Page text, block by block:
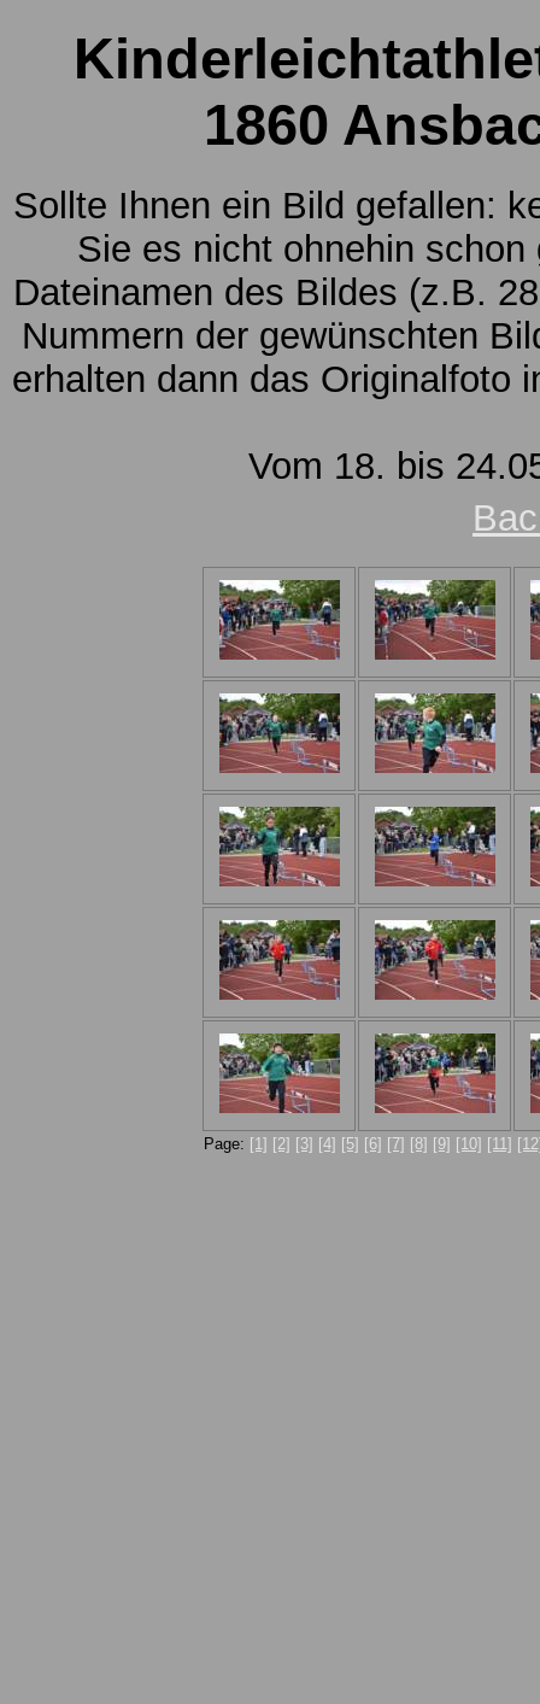
1860
Sollte Ihnen ein Bild gefallen:
Sie es nicht ohnehin
Dateinamen des Bildes (z.B.
Nummern der gewünschten
erhalten dann das Originalfoto
Vom 18. bis
Page: [1] [2] [3] [4] [5] [6] [7] [8] [9] [10] [11]